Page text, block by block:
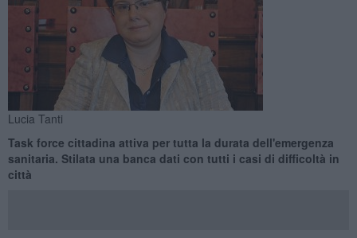
Lucia Tanti
Task force cittadina attiva per tutta la durata dell'emergenza
sanitaria. Stilata una banca dati con tutti i casi di difficoltà in
città